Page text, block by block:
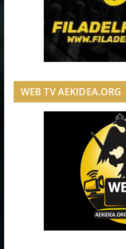
WEB TV AEKIDEA.ORG